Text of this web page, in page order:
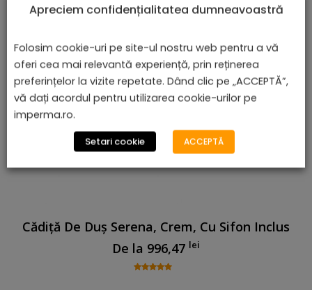
Cădiță De Duș Serena, Crem, Cu Sifon Inclus
De la 996,47 lei
Apreciem confidențialitatea dumneavoastră
Folosim cookie-uri pe site-ul nostru web pentru a vă
oferi cea mai relevantă experiență, prin reținerea
preferințelor la vizite repetate. Dând clic pe „ACCEPTĂ”,
vă dați acordul pentru utilizarea cookie-urilor pe
imperma.ro.
Setari cookie ACCEPTĂ